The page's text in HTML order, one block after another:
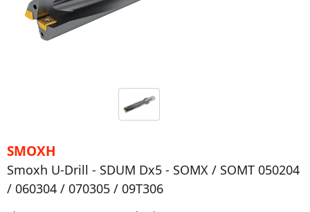
SMOXH
Smoxh U-Drill - SDUM Dx5 - SOMX / SOMT 050204
/ 060304 / 070305 / 09T306